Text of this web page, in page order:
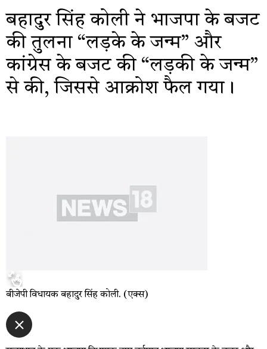
बहादुर सिंह कोली ने भाजपा के बजट
की तुलना “लड़के के जन्म” और
कांग्रेस के बजट की “लड़की के जन्म”
से की, जिससे आक्रोश फैल गया।
बीजेपी विधायक बहादुर सिंह कोली. (एक्स)